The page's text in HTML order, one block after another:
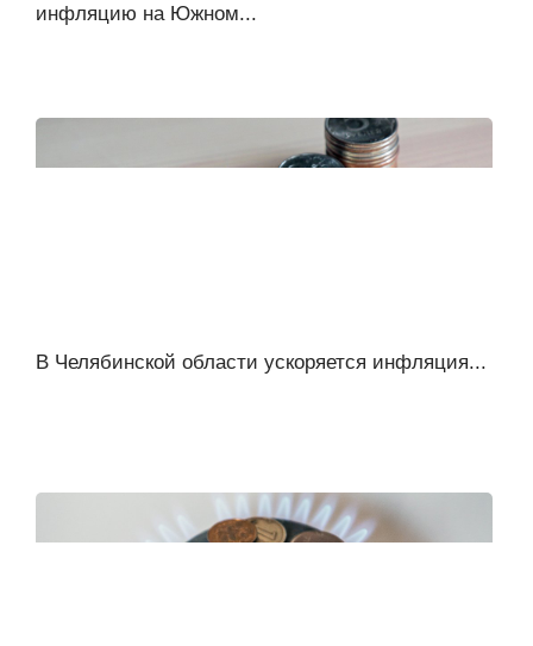
инфляцию на Южном...
В Челябинской области ускоряется инфляция...